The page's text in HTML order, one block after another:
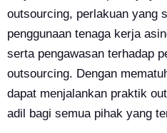
outsourcing, perlakuan yang
penggunaan tenaga kerja
serta pengawasan terhadap
outsourcing. Dengan
dapat menjalankan praktik
adil bagi semua pihak yang